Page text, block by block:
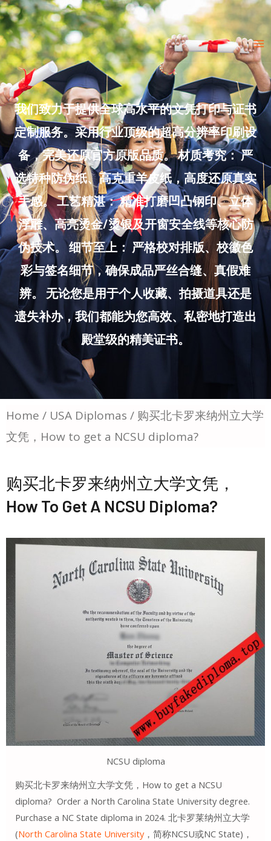
Skip
to
content
我们致力于提供全球高水平的文凭打印与证书
定制服务。采用行业顶级的超高分辨率印刷设
备，完美还原官方原版品质。 材质考究： 严
选特种防伪纸、高克重羊皮纸，高度还原真实
手感。 工艺精湛： 精准打磨凹凸钢印、立体
浮雕、高亮烫金/烫银及开窗安全线等核心防
伪技术。 细节至上： 严格校对排版、校徽色
彩与签名细节，确保成品严丝合缝、真假难
辨。 无论您是用于个人收藏、拍摄道具还是
遗失补办，我们都能为您高效、私密地打造出
殿堂级的精美证书。
Home / USA Diplomas / 购买北卡罗来纳州立大学
文凭，How to get a NCSU diploma?
购买北卡罗来纳州立大学文凭，
How To Get A NCSU Diploma?
NCSU diploma
购买北卡罗来纳州立大学文凭，How to get a NCSU
diploma? Order a North Carolina State University degree.
Purchase a NC State diploma in 2024. 北卡罗莱纳州立大学
(North Carolina State University，简称NCSU或NC State)，